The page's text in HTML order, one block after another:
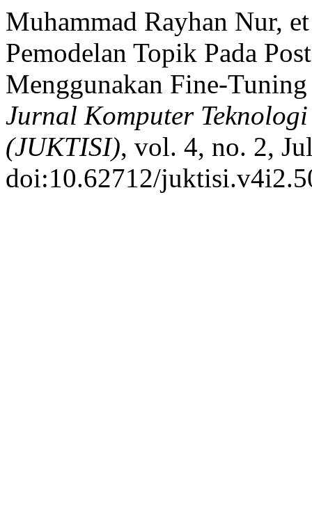
Muhammad Rayhan Nur,
Pemodelan Topik Pada
Menggunakan Fine-
Jurnal Komputer
(JUKTISI), vol. 4, no. 2,
doi:10.62712/